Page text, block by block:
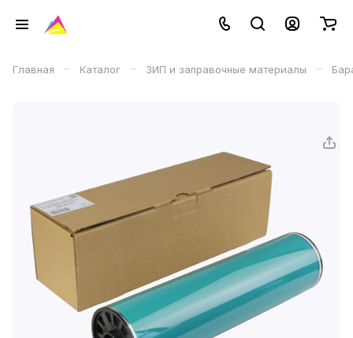
Главная – Каталог – ЗИП и заправочные материалы –